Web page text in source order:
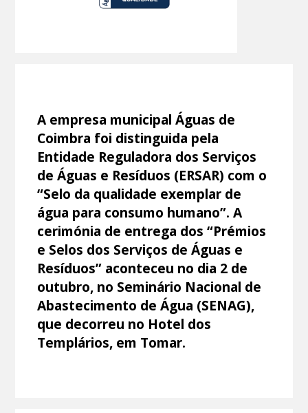
A empresa municipal Águas de
Coimbra foi distinguida pela
Entidade Reguladora dos Serviços
de Águas e Resíduos (ERSAR) com o
“Selo da qualidade exemplar de
água para consumo humano”. A
cerimónia de entrega dos “Prémios
e Selos dos Serviços de Águas e
Resíduos” aconteceu no dia 2 de
outubro, no Seminário Nacional de
Abastecimento de Água (SENAG),
que decorreu no Hotel dos
Templários, em Tomar.